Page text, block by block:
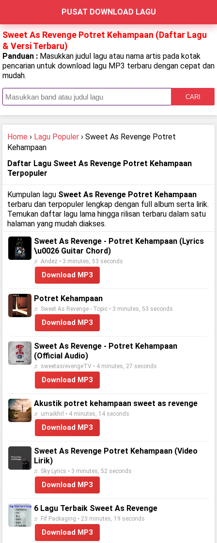
PUSAT DOWNLOAD LAGU
Sweet As Revenge Potret Kehampaan (Daftar Lagu
& Versi Terbaru)
Panduan : Masukkan judul lagu atau nama artis pada kotak
pencarian untuk download lagu MP3 terbaru dengan cepat dan
mudah.
CARI
Home › Lagu Populer › Sweet As Revenge Potret
Kehampaan
Daftar Lagu Sweet As Revenge Potret Kehampaan
Terpopuler
Kumpulan lagu Sweet As Revenge Potret Kehampaan
terbaru dan terpopuler lengkap dengan full album serta lirik.
Temukan daftar lagu lama hingga rilisan terbaru dalam satu
halaman yang mudah diakses.
Sweet As Revenge - Potret Kehampaan (Lyrics
\u0026 Guitar Chord)
♬ Andez • 3 minutes, 53 seconds
Download MP3
Potret Kehampaan
♬ Sweet As Revenge - Topic • 3 minutes, 53 seconds
Download MP3
Sweet As Revenge - Potret Kehampaan
(Official Audio)
♬ sweetasrevengeTV • 4 minutes, 27 seconds
Download MP3
Akustik potret kehampaan sweet as revenge
♬ umaikhrl • 4 minutes, 14 seconds
Download MP3
Sweet As Revenge Potret Kehampaan (Video
Lirik)
♬ Sky Lyrics • 3 minutes, 52 seconds
Download MP3
6 Lagu Terbaik Sweet As Revenge
♬ Fif Packaging • 23 minutes, 19 seconds
Download MP3